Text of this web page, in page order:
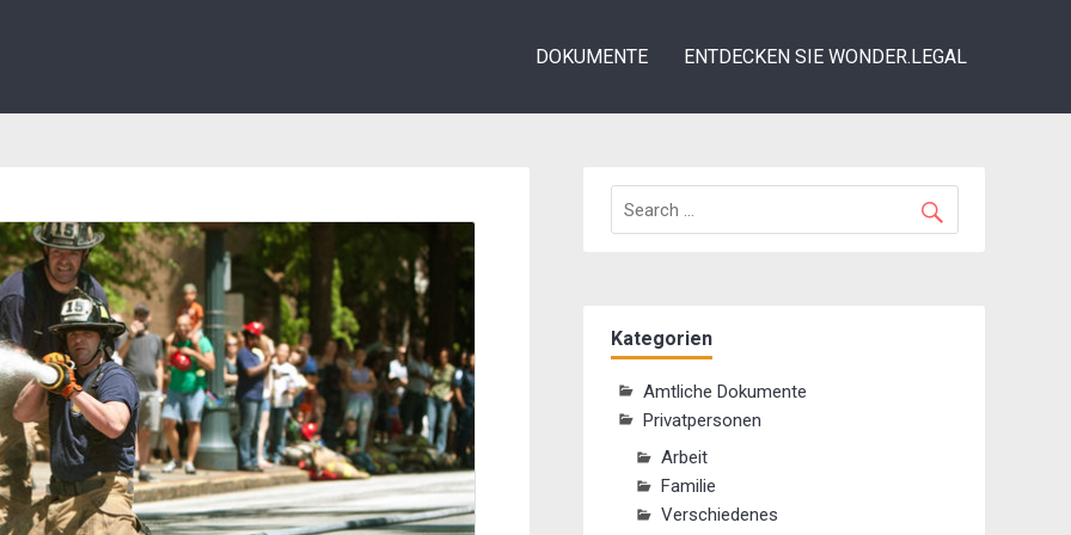
DOKUMENTE ENTDECKEN SIE WONDER.LEGAL
Kategorien
Amtliche Dokumente
Privatpersonen
Arbeit
Familie
Verschiedenes